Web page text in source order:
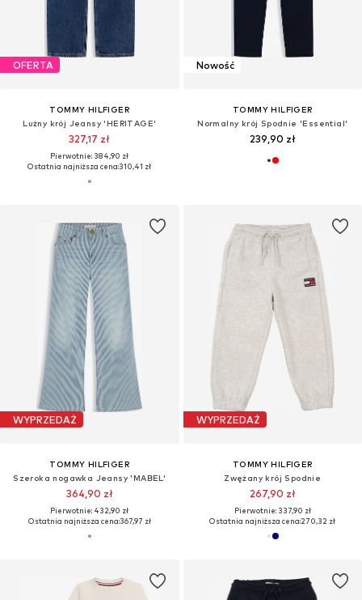
OFERTA
TOMMY HILFIGER
Lużny krój Jeansy 'HERITAGE'
327,17 zł
Pierwotnie: 384,90 zł
Ostatnia najniższa cena:310,41 zł
Nowość
TOMMY HILFIGER
Normalny krój Spodnie 'Essential'
239,90 zł
WYPRZEDAŻ
TOMMY HILFIGER
Szeroka nogawka Jeansy 'MABEL'
364,90 zł
Pierwotnie: 432,90 zł
Ostatnia najniższa cena:367,97 zł
WYPRZEDAŻ
TOMMY HILFIGER
Zwężany krój Spodnie
267,90 zł
Pierwotnie: 337,90 zł
Ostatnia najniższa cena:270,32 zł